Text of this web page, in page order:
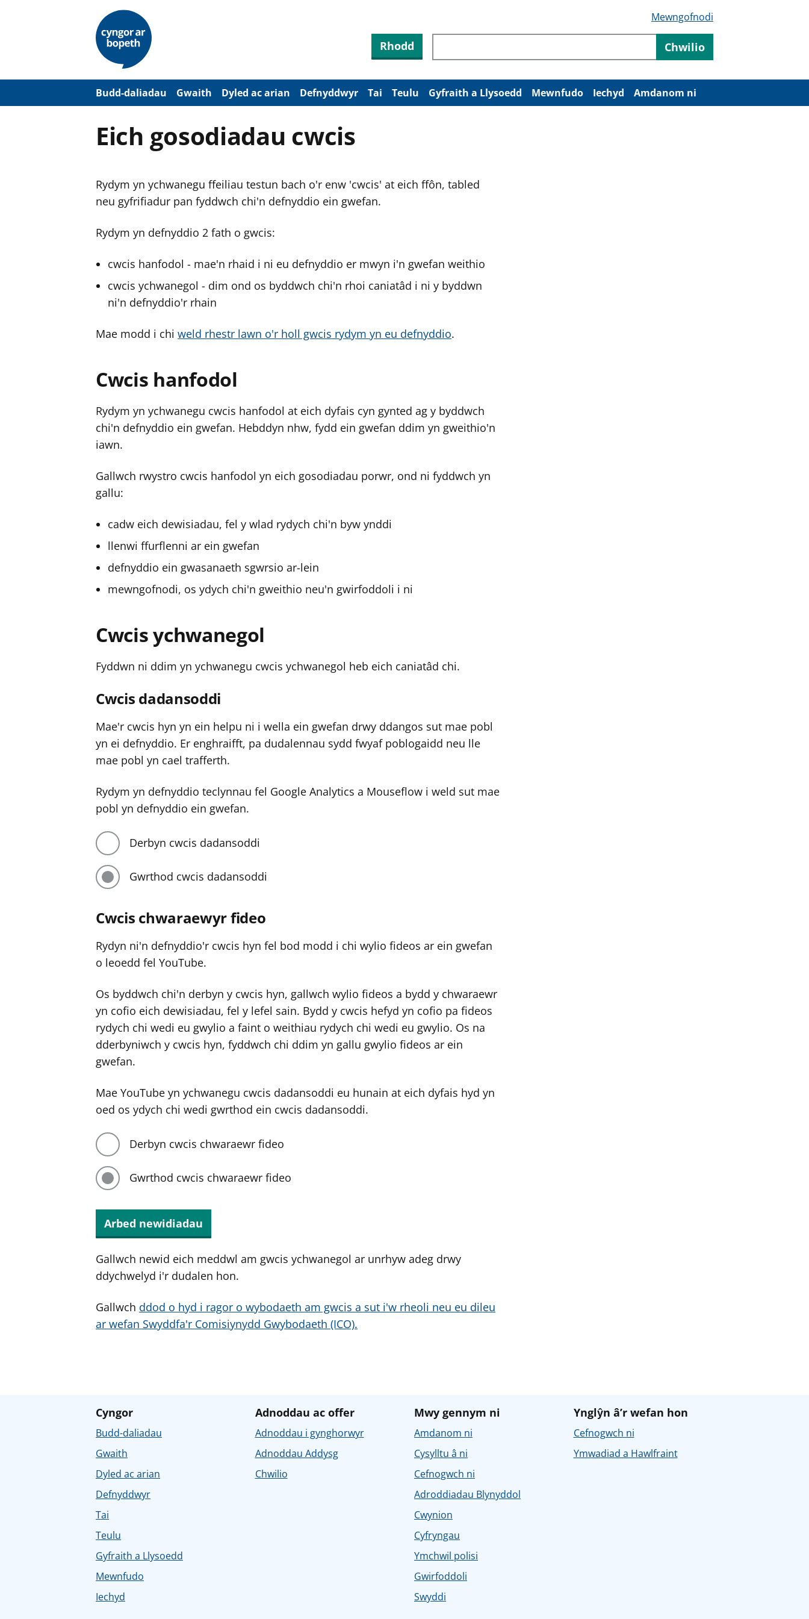
i
Mewngofnodi
Rhodd Chwilio
Budd-daliadau Gwaith Dyled ac arian Defnyddwyr Tai Teulu Gyfraith a Llysoedd Mewnfudo Iechyd Amdanom ni
Eich gosodiadau cwcis
Rydym yn ychwanegu ffeiliau testun bach o'r enw 'cwcis' at eich ffôn, tabled
neu gyfrifiadur pan fyddwch chi'n defnyddio ein gwefan.
Rydym yn defnyddio 2 fath o gwcis:
cwcis hanfodol - mae'n rhaid i ni eu defnyddio er mwyn i'n gwefan weithio
cwcis ychwanegol - dim ond os byddwch chi'n rhoi caniatâd i ni y byddwn
ni'n defnyddio'r rhain
Mae modd i chi weld rhestr lawn o'r holl gwcis rydym yn eu defnyddio.
Cwcis hanfodol
Rydym yn ychwanegu cwcis hanfodol at eich dyfais cyn gynted ag y byddwch
chi'n defnyddio ein gwefan. Hebddyn nhw, fydd ein gwefan ddim yn gweithio'n
iawn.
Gallwch rwystro cwcis hanfodol yn eich gosodiadau porwr, ond ni fyddwch yn
gallu:
cadw eich dewisiadau, fel y wlad rydych chi'n byw ynddi
llenwi ffurflenni ar ein gwefan
defnyddio ein gwasanaeth sgwrsio ar-lein
mewngofnodi, os ydych chi'n gweithio neu'n gwirfoddoli i ni
Cwcis ychwanegol
Fyddwn ni ddim yn ychwanegu cwcis ychwanegol heb eich caniatâd chi.
Cwcis dadansoddi
Mae'r cwcis hyn yn ein helpu ni i wella ein gwefan drwy ddangos sut mae pobl
yn ei defnyddio. Er enghraifft, pa dudalennau sydd fwyaf poblogaidd neu lle
mae pobl yn cael trafferth.
Rydym yn defnyddio teclynnau fel Google Analytics a Mouseflow i weld sut mae
pobl yn defnyddio ein gwefan.
Derbyn cwcis dadansoddi
Gwrthod cwcis dadansoddi
Cwcis chwaraewyr fideo
Rydyn ni'n defnyddio'r cwcis hyn fel bod modd i chi wylio fideos ar ein gwefan
o leoedd fel YouTube.
Os byddwch chi'n derbyn y cwcis hyn, gallwch wylio fideos a bydd y chwaraewr
yn cofio eich dewisiadau, fel y lefel sain. Bydd y cwcis hefyd yn cofio pa fideos
rydych chi wedi eu gwylio a faint o weithiau rydych chi wedi eu gwylio. Os na
dderbyniwch y cwcis hyn, fyddwch chi ddim yn gallu gwylio fideos ar ein
gwefan.
Mae YouTube yn ychwanegu cwcis dadansoddi eu hunain at eich dyfais hyd yn
oed os ydych chi wedi gwrthod ein cwcis dadansoddi.
Derbyn cwcis chwaraewr fideo
Gwrthod cwcis chwaraewr fideo
Arbed newidiadau
Gallwch newid eich meddwl am gwcis ychwanegol ar unrhyw adeg drwy
ddychwelyd i'r dudalen hon.
Gallwch ddod o hyd i ragor o wybodaeth am gwcis a sut i'w rheoli neu eu dileu
ar wefan Swyddfa'r Comisiynydd Gwybodaeth (ICO).
Cyngor
Budd-daliadau
Gwaith
Dyled ac arian
Defnyddwyr
Tai
Teulu
Gyfraith a Llysoedd
Mewnfudo
Iechyd
Adnoddau ac offer
Adnoddau i gynghorwyr
Adnoddau Addysg
Chwilio
Mwy gennym ni
Amdanom ni
Cysylltu â ni
Cefnogwch ni
Adroddiadau Blynyddol
Cwynion
Cyfryngau
Ymchwil polisi
Gwirfoddoli
Swyddi
Ynglŷn â’r wefan hon
Cefnogwch ni
Ymwadiad a Hawlfraint